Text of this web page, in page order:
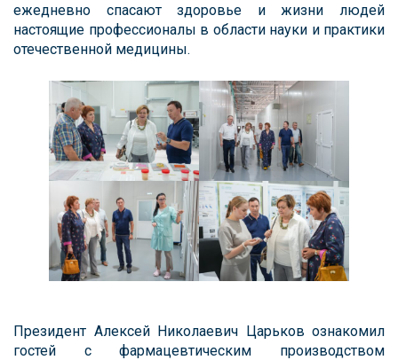
ежедневно спасают здоровье и жизни людей
настоящие профессионалы в области науки и практики
отечественной медицины.
Президент Алексей Николаевич Царьков ознакомил
гостей с фармацевтическим производством